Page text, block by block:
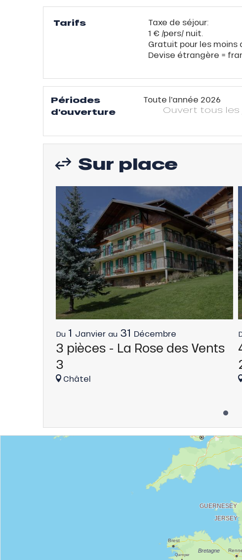
Tarifs
Taxe de séjour:
1 € /pers/ nuit.
Gratuit pour les moins
Devise étrangère =
Périodes
d'ouverture
Toute l'année 2026
Ouvert tous les
Sur place
Du 1 Janvier au 31 Décembre
3 pièces - La Rose des Vents
3
Châtel